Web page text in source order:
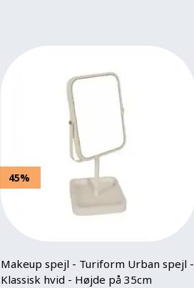
45%
Makeup spejl - Turiform Urban spejl -
Klassisk hvid - Højde på 35cm